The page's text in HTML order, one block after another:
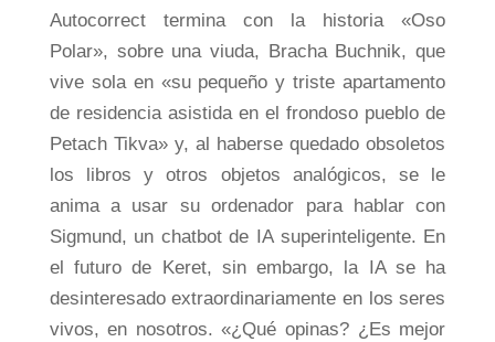
Autocorrect termina con la historia «Oso
Polar», sobre una viuda, Bracha Buchnik, que
vive sola en «su pequeño y triste apartamento
de residencia asistida en el frondoso pueblo de
Petach Tikva» y, al haberse quedado obsoletos
los libros y otros objetos analógicos, se le
anima a usar su ordenador para hablar con
Sigmund, un chatbot de IA superinteligente. En
el futuro de Keret, sin embargo, la IA se ha
desinteresado extraordinariamente en los seres
vivos, en nosotros. «¿Qué opinas? ¿Es mejor